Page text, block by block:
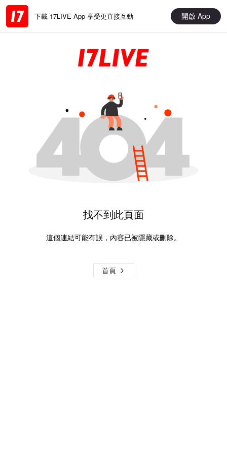
下載 17LIVE App 享受更直接互動 開啟 App
找不到此頁面
這個連結可能有誤，內容已被隱藏或刪除。
首頁